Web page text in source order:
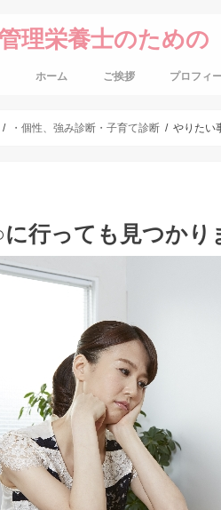
理栄養士のため
ホーム ご挨拶 プロフィ
・個性、強み診断・子育て診断 やりたい
行っても見つかり